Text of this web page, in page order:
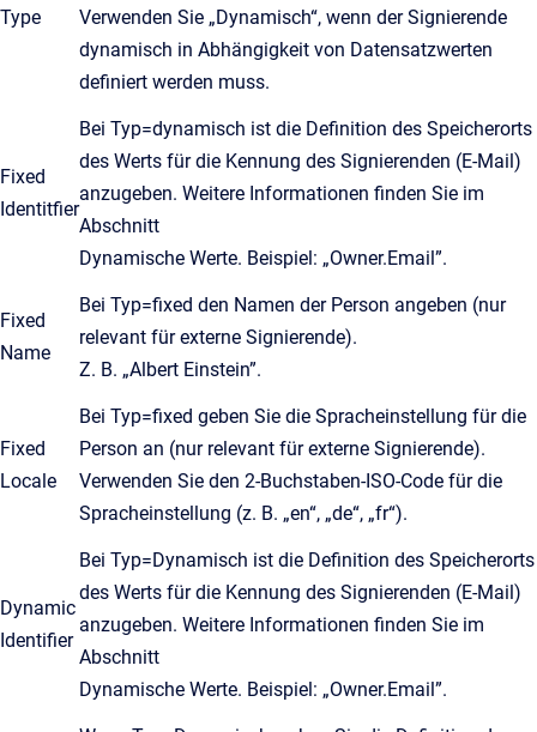
Type
Verwenden Sie „Dynamisch“, wenn der Signierende
dynamisch in Abhängigkeit von Datensatzwerten
definiert werden muss.
Fixed
Identitfier
Bei Typ=dynamisch ist die Definition des Speicherorts
des Werts für die Kennung des Signierenden (E-Mail)
anzugeben. Weitere Informationen finden Sie im
Abschnitt
Dynamische Werte. Beispiel: „Owner.Email”.
Fixed
Name
Bei Typ=fixed den Namen der Person angeben (nur
relevant für externe Signierende).
Z. B. „Albert Einstein”.
Fixed
Locale
Bei Typ=fixed geben Sie die Spracheinstellung für die
Person an (nur relevant für externe Signierende).
Verwenden Sie den 2-Buchstaben-ISO-Code für die
Spracheinstellung (z. B. „en“, „de“, „fr“).
Dynamic
Identifier
Bei Typ=Dynamisch ist die Definition des Speicherorts
des Werts für die Kennung des Signierenden (E-Mail)
anzugeben. Weitere Informationen finden Sie im
Abschnitt
Dynamische Werte. Beispiel: „Owner.Email”.